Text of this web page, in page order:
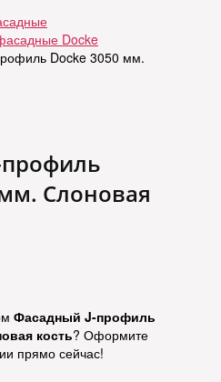
Docke
Docke 3050 мм.
Слоновая
Фасадный J-профиль
кость? Оформите
прямо сейчас!